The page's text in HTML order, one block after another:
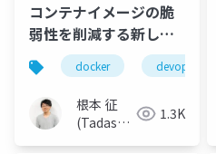
コンテナイメージの脆
弱性を削減する新しい
アプローチ：
Hardened Container
Images
docker devops
根本 征
(Tadashi
1.3K